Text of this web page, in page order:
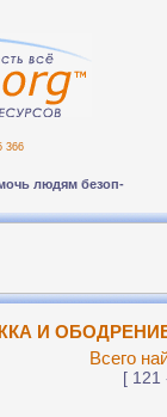
366
людям безопасно
И ОБОДРЕНИЕ
Всего
[ 121